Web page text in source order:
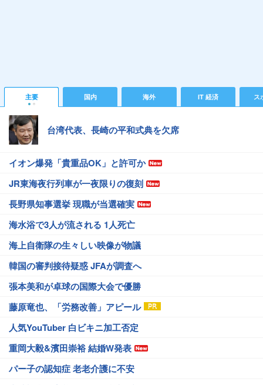
主要 国内 海外 IT 経済 ス
台湾代表、長崎の平和式典を欠席
イオン爆発「貴重品OK」と許可か
JR東海夜行列車が一夜限りの復刻
長野県知事選挙 現職が当選確実
海水浴で3人が流される 1人死亡
海上自衛隊の生々しい映像が物議
韓国の審判接待疑惑 JFAが調査へ
張本美和が卓球の国際大会で優勝
藤原竜也、「労務改善」アピール
人気YouTuber 白ビキニ加工否定
重岡大毅&濱田崇裕 結婚W発表
パー子の認知症 老老介護に不安